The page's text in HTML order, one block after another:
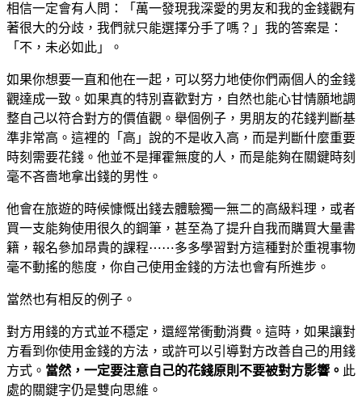
相信一定會有人問：「萬一發現我深愛的男友和我的金錢觀有
著很大的分歧，我們就只能選擇分手了嗎？」 我的答案是：
「不，未必如此」。
如果你想要一直和他在一起，可以努力地使你們兩個人的金錢
觀達成一致。 如果真的特別喜歡對方，自然也能心甘情願地調
整自己以符合對方的價值觀。 舉個例子，男朋友的花錢判斷基
準非常高。 這裡的「高」說的不是收入高，而是判斷什麼重要
時刻需要花錢。 他並不是揮霍無度的人，而是能夠在關鍵時刻
毫不吝嗇地拿出錢的男性。
他會在旅遊的時候慷慨出錢去體驗獨一無二的高級料理，或者
買一支能夠使用很久的鋼筆，甚至為了提升自我而購買大量書
籍，報名參加昂貴的課程⋯⋯多多學習對方這種對於重視事物
毫不動搖的態度，你自己使用金錢的方法也會有所進步。
當然也有相反的例子。
對方用錢的方式並不穩定，還經常衝動消費。 這時，如果讓對
方看到你使用金錢的方法，或許可以引導對方改善自己的用錢
方式。 當然，一定要注意自己的花錢原則不要被對方影響。 此
處的關鍵字仍是雙向思維。